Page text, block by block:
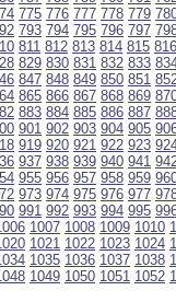
775 776 777 778 779
793 794 795 796 797
811 812 813 814 815 816
829 830 831 832 833
847 848 849 850 851
865 866 867 868 869
883 884 885 886 887
901 902 903 904 905
919 920 921 922 923
937 938 939 940 941
955 956 957 958 959
973 974 975 976 977
991 992 993 994 995
1007 1008 1009 1010
1021 1022 1023 1024
1035 1036 1037 1038
1049 1050 1051 1052